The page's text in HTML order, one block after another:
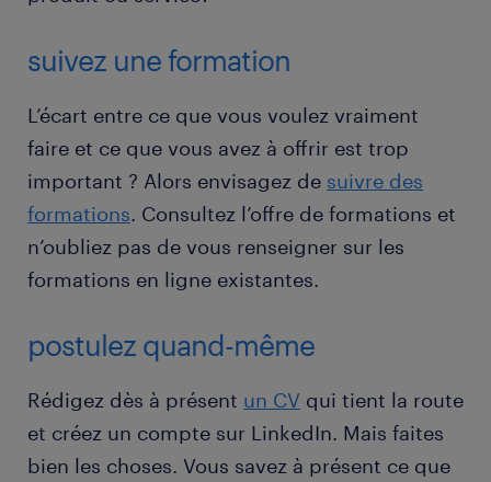
suivez une formation
L’écart entre ce que vous voulez vraiment
faire et ce que vous avez à offrir est trop
important ? Alors envisagez de suivre des
formations. Consultez l’offre de formations et
n’oubliez pas de vous renseigner sur les
formations en ligne existantes.
postulez quand-même
Rédigez dès à présent un CV qui tient la route
et créez un compte sur LinkedIn. Mais faites
bien les choses. Vous savez à présent ce que